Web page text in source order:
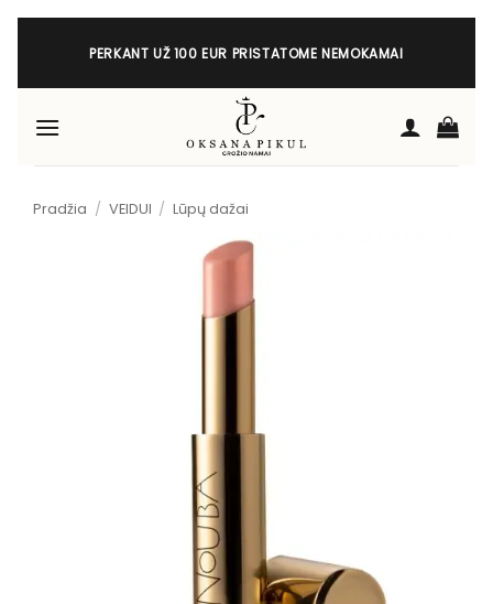
Skip
PERKANT UŽ 100 EUR PRISTATOME NEMOKAMAI
Pradžia / VEIDUI / Lūpų dažai